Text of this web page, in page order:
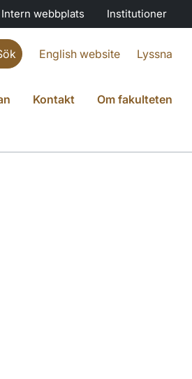
Intern webbplats Institutioner
English website Lyssna
Kontakt Om fakulteten